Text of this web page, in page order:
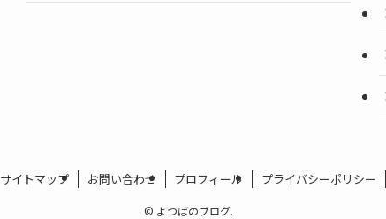
サイトマップ お問い合わせ プロフィール プライバシーポリシー
© よつばのブログ.